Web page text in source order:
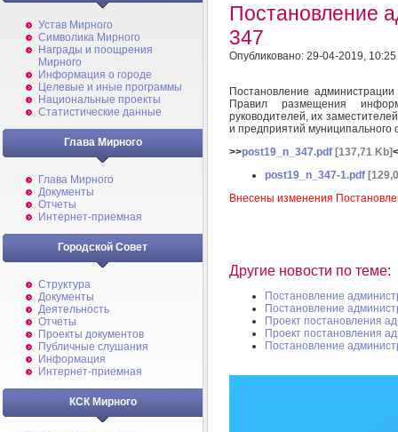
Устав Мирного
Символика Мирного
Награды и поощрения
Мирного
Информация о городе
Целевые и иные программы
Национальные проекты
Статистические данные
Глава Мирного
Глава Мирного
Документы
Отчеты
Интернет-приемная
Городской Совет
Структура
Документы
Деятельность
Отчеты
Проекты документов
Публичные слушания
Информация
Интернет-приемная
КСК Мирного
Постановление
347
Опубликовано: 29-04-2019, 10:25
Постановление
Правил размещения
руководителей, их
и предприятий
>>post19_n_347.pdf [137,71 Kb]
post19_n_347-1.pdf
Внесены изменения
Другие новости по теме:
Постановление
Постановление
Проект постановления
Проект постановления
Постановление